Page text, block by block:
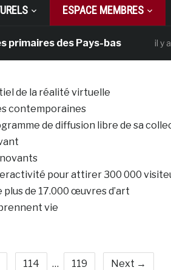
ESPACE MEMBRES
des Pays-bas il y a 1 mois
de la réalité virtuelle
contemporaines
de diffusion libre de sa
pour attirer 300 000
de 17.000 œuvres d’art
vie
114 … 119 Next →